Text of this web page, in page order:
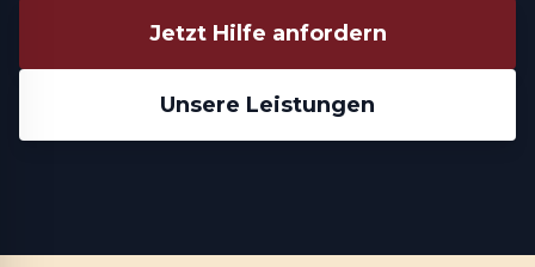
Jetzt Hilfe anfordern
Unsere Leistungen